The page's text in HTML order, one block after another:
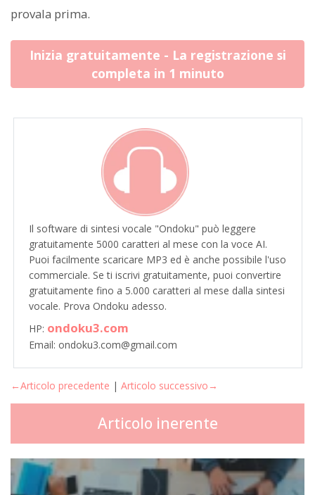
provala prima.
Inizia gratuitamente - La registrazione si
completa in 1 minuto
Il software di sintesi vocale "Ondoku" può leggere
gratuitamente 5000 caratteri al mese con la voce AI.
Puoi facilmente scaricare MP3 ed è anche possibile l'uso
commerciale. Se ti iscrivi gratuitamente, puoi convertire
gratuitamente fino a 5.000 caratteri al mese dalla sintesi
vocale. Prova Ondoku adesso.
HP: ondoku3.com
Email: ondoku3.com@gmail.com
←Articolo precedente | Articolo successivo→
Articolo inerente